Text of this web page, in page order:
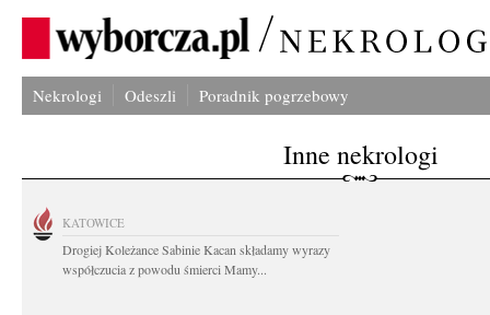
Nekrologi Odeszli Poradnik pogrzebowy
Inne nekrologi
KATOWICE
Drogiej Koleżance Sabinie Kacan składamy wyrazy
współczucia z powodu śmierci Mamy...